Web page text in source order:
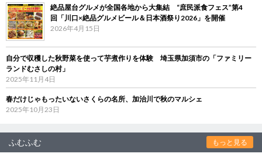
絶品屋台グルメが全国各地から大集結 “庶民派食フェス”第4
回「川口×絶品グルメビール＆日本酒祭り2026」を開催
2026年4月15日
自分で収穫した秋野菜を使って芋煮作りを体験 埼玉県加須市の「ファミリー
ランドむさしの村」
2025年11月4日
春だけじゃもったいないさくらの名所、加治川で秋のマルシェ
2025年10月23日
ふむふむ もっと見る